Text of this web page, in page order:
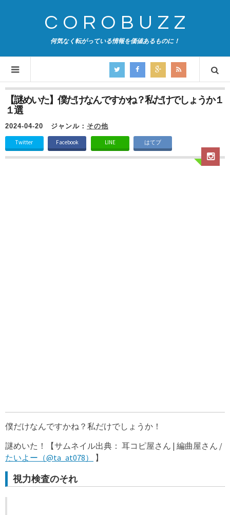
COROBUZZ
何気なく転がっている情報を価値あるものに！
【謎めいた】僕だけなんですかね？私だけでしょうか１
１選
2024-04-20 ジャンル： その他
Twitter Facebook LINE はてブ
僕だけなんですかね？私だけでしょうか！
謎めいた！【サムネイル出典： 耳コピ屋さん | 編曲屋さん /
たいよー（@ta_at078）
】
視力検査のそれ